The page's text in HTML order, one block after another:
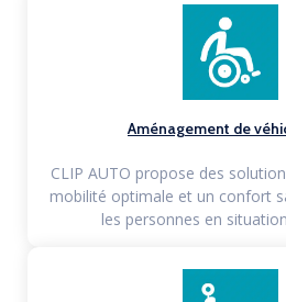
Aménagement de
CLIP AUTO propose des
mobilité optimale et un confort
les personnes en